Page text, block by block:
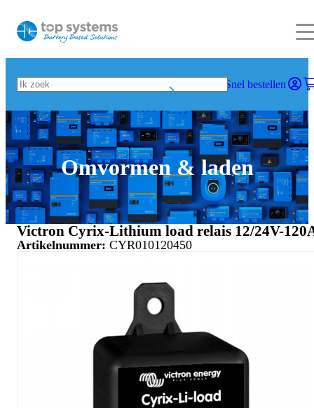
Snel bestellen
Omvormen & laden
Victron Cyrix-Lithium load relais 12/24V-
Artikelnummer: CYR010120450